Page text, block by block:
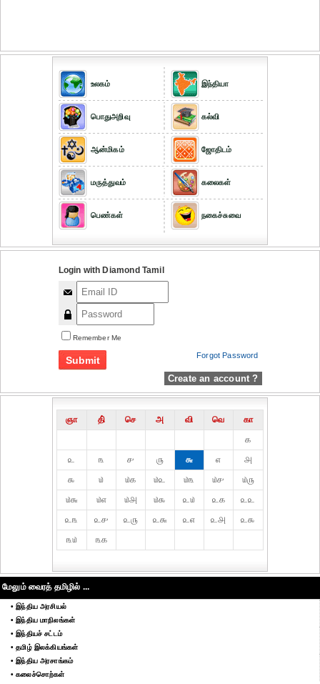
உலகம்
பொதுஅறிவு
ஆன்மிகம்
மருத்துவம்
பெண்கள்
இந்தியா
கல்வி
ஜோதிடம்
கலைகள்
நகைச்சுவை
Login with Diamond Tamil
Remember Me
Forgot Password
Create an account ?
ஞா தி் செ அ வி வெ
கா
௧
௨
௩ ௪ ௫ ௬ ௭
௮
௯
௰ ௰௧ ௰௨ ௰௩ ௰௪
௰௫
௰௬
௰௭ ௰௮ ௰௯ ௨௰ ௨௧
௨௨
௨௩
௨௪ ௨௫ ௨௬ ௨௭ ௨௮
௨௯
௩௰
௩௧
மேலும் வைரத் தமிழில் ...
• இந்திய அரசியல்
• இந்திய மாநிலங்கள்
• இந்தியச் சட்டம்
• தமிழ் இலக்கியங்கள்
• இந்திய அரசாங்கம்
• கலைச்சொற்கள்